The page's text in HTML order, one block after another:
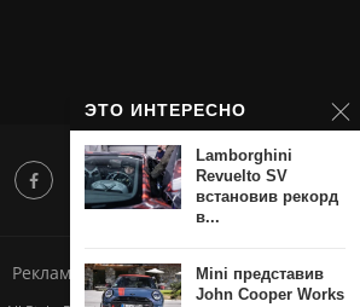
Реклама Добавить новость
ЭТО ИНТЕРЕСНО
Lamborghini
Revuelto SV
встановив рекорд
в...
Mini представив
John Cooper Works